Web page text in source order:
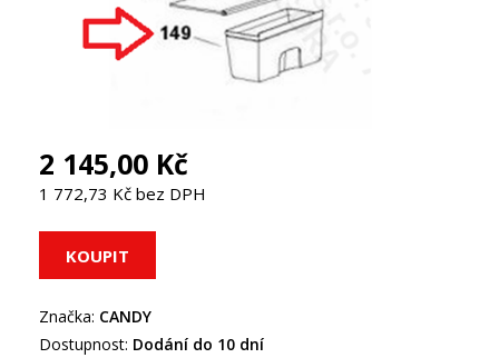
2 145,00 Kč
1 772,73 Kč bez DPH
Značka: CANDY
Dostupnost: Dodání do 10 dní